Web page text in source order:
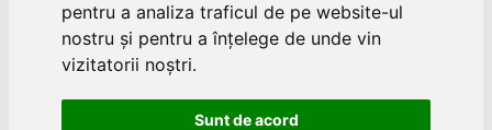
pentru a analiza traficul de pe website-ul
nostru și pentru a înțelege de unde vin
vizitatorii noștri.
Sunt de acord